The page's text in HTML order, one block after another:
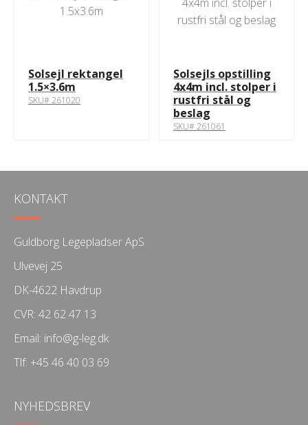
Solsejl rektangel
1.5×3.6m
SKU# 261020
Solsejls opstilling
4x4m incl. stolper i
rustfri stål og
beslag
SKU# 261061
KONTAKT
Guldborg Legepladser ApS
Ulvevej 25
DK-4622 Havdrup
CVR: 42 62 47 13
Email: info@g-leg.dk
Tlf: +45 46 40 03 69
NYHEDSBREV